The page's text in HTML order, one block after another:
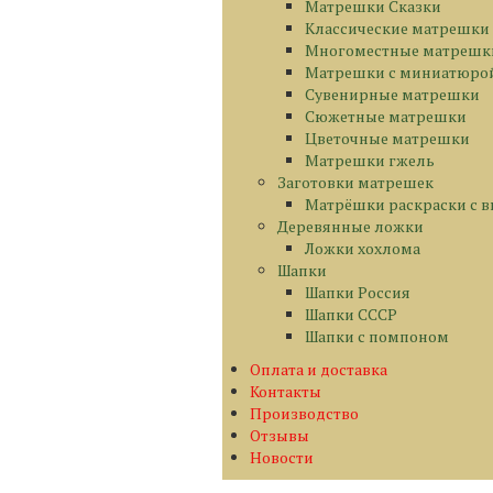
Матрешки Сказки
Классические матрешки
Многоместные
Матрешки с
Сувенирные матрешки
Сюжетные матрешки
Цветочные матрешки
Матрешки гжель
Заготовки матрешек
Матрёшки раскраски с
Деревянные ложки
Ложки хохлома
Шапки
Шапки Россия
Шапки СССР
Шапки с помпоном
Оплата и доставка
Контакты
Производство
Отзывы
Новости